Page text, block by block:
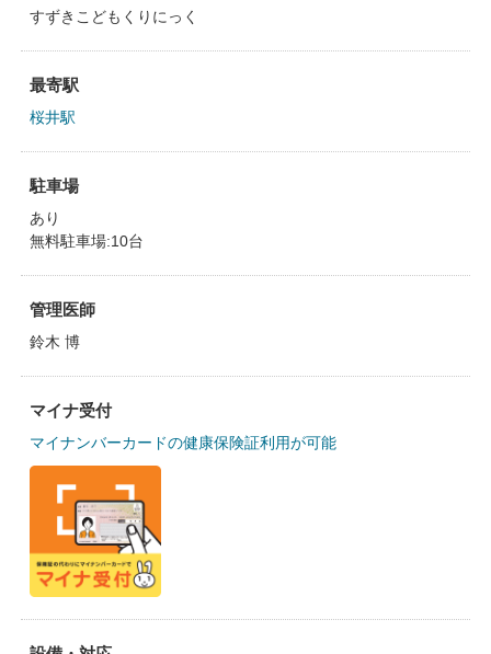
すずきこどもくりにっく
最寄駅
桜井駅
駐車場
あり
無料駐車場:10台
管理医師
鈴木 博
マイナ受付
マイナンバーカードの健康保険証利用が可能